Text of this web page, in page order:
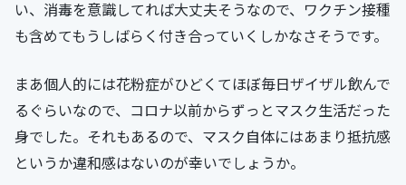
い、消毒を意識してれば大丈夫そうなので、ワクチン接種
も含めてもうしばらく付き合っていくしかなさそうです。
まあ個人的には花粉症がひどくてほぼ毎日ザイザル飲んで
るぐらいなので、コロナ以前からずっとマスク生活だった
身でした。それもあるので、マスク自体にはあまり抵抗感
というか違和感はないのが幸いでしょうか。